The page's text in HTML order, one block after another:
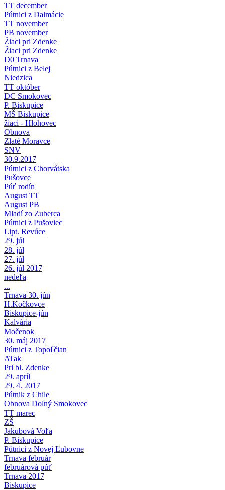
TT december
Pútnici z Dalmácie
TT november
PB november
Žiaci pri Zdenke
Žiaci pri Zdenke
D0 Trnava
Pútnici z Belej
Niedzica
TT október
DC Smokovec
P. Biskupice
MŠ Biskupice
žiaci - Hlohovec
Obnova
Zlaté Moravce
SNV
30.9.2017
Pútnici z Chorvátska
Pušovce
Púť rodín
August TT
August PB
Mladí zo Zuberca
Pútnici z Pušoviec
Lipt. Revúce
29. júl
28. júl
27. júl
26. júl 2017
nedeľa
...
Trnava 30. jún
H.Kočkovce
Biskupice-jún
Kalvária
Močenok
30. máj 2017
Pútnici z Topoľčian
ATak
Pri bl. Zdenke
29. apríl
29. 4. 2017
Pútnik z Chile
Obnova Dolný Smokovec
TT marec
ZŠ
Jakubová Voľa
P. Biskupice
Pútnici z Novej Ľubovne
Trnava február
februárová púť
Trnava 2017
Biskupice